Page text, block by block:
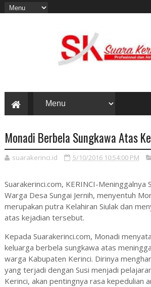
Monadi Berbela Sungkawa Atas
suarakerinci.id 5/10/2016 10:54:00 PM
Suarakerinci.com, KERINCI-Meninggalnya
Warga Desa Sungai Jernih, menyentuh
merupakan putra Kelahiran Siulak dan
atas kejadian tersebut.
Kepada Suarakerinci.com, Monadi
keluarga berbela sungkawa atas
warga Kabupaten Kerinci. Dirinya
yang terjadi dengan Susi menjadi
Kerinci, akan pentingnya rasa kepedulian